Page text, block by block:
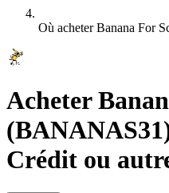
Où acheter Banana For
Acheter
Crédit ou